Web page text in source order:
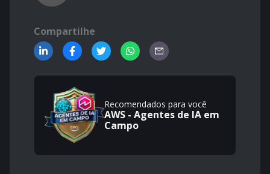
Compartilhe
Recomendados para você
AWS - Agentes de IA em
Campo